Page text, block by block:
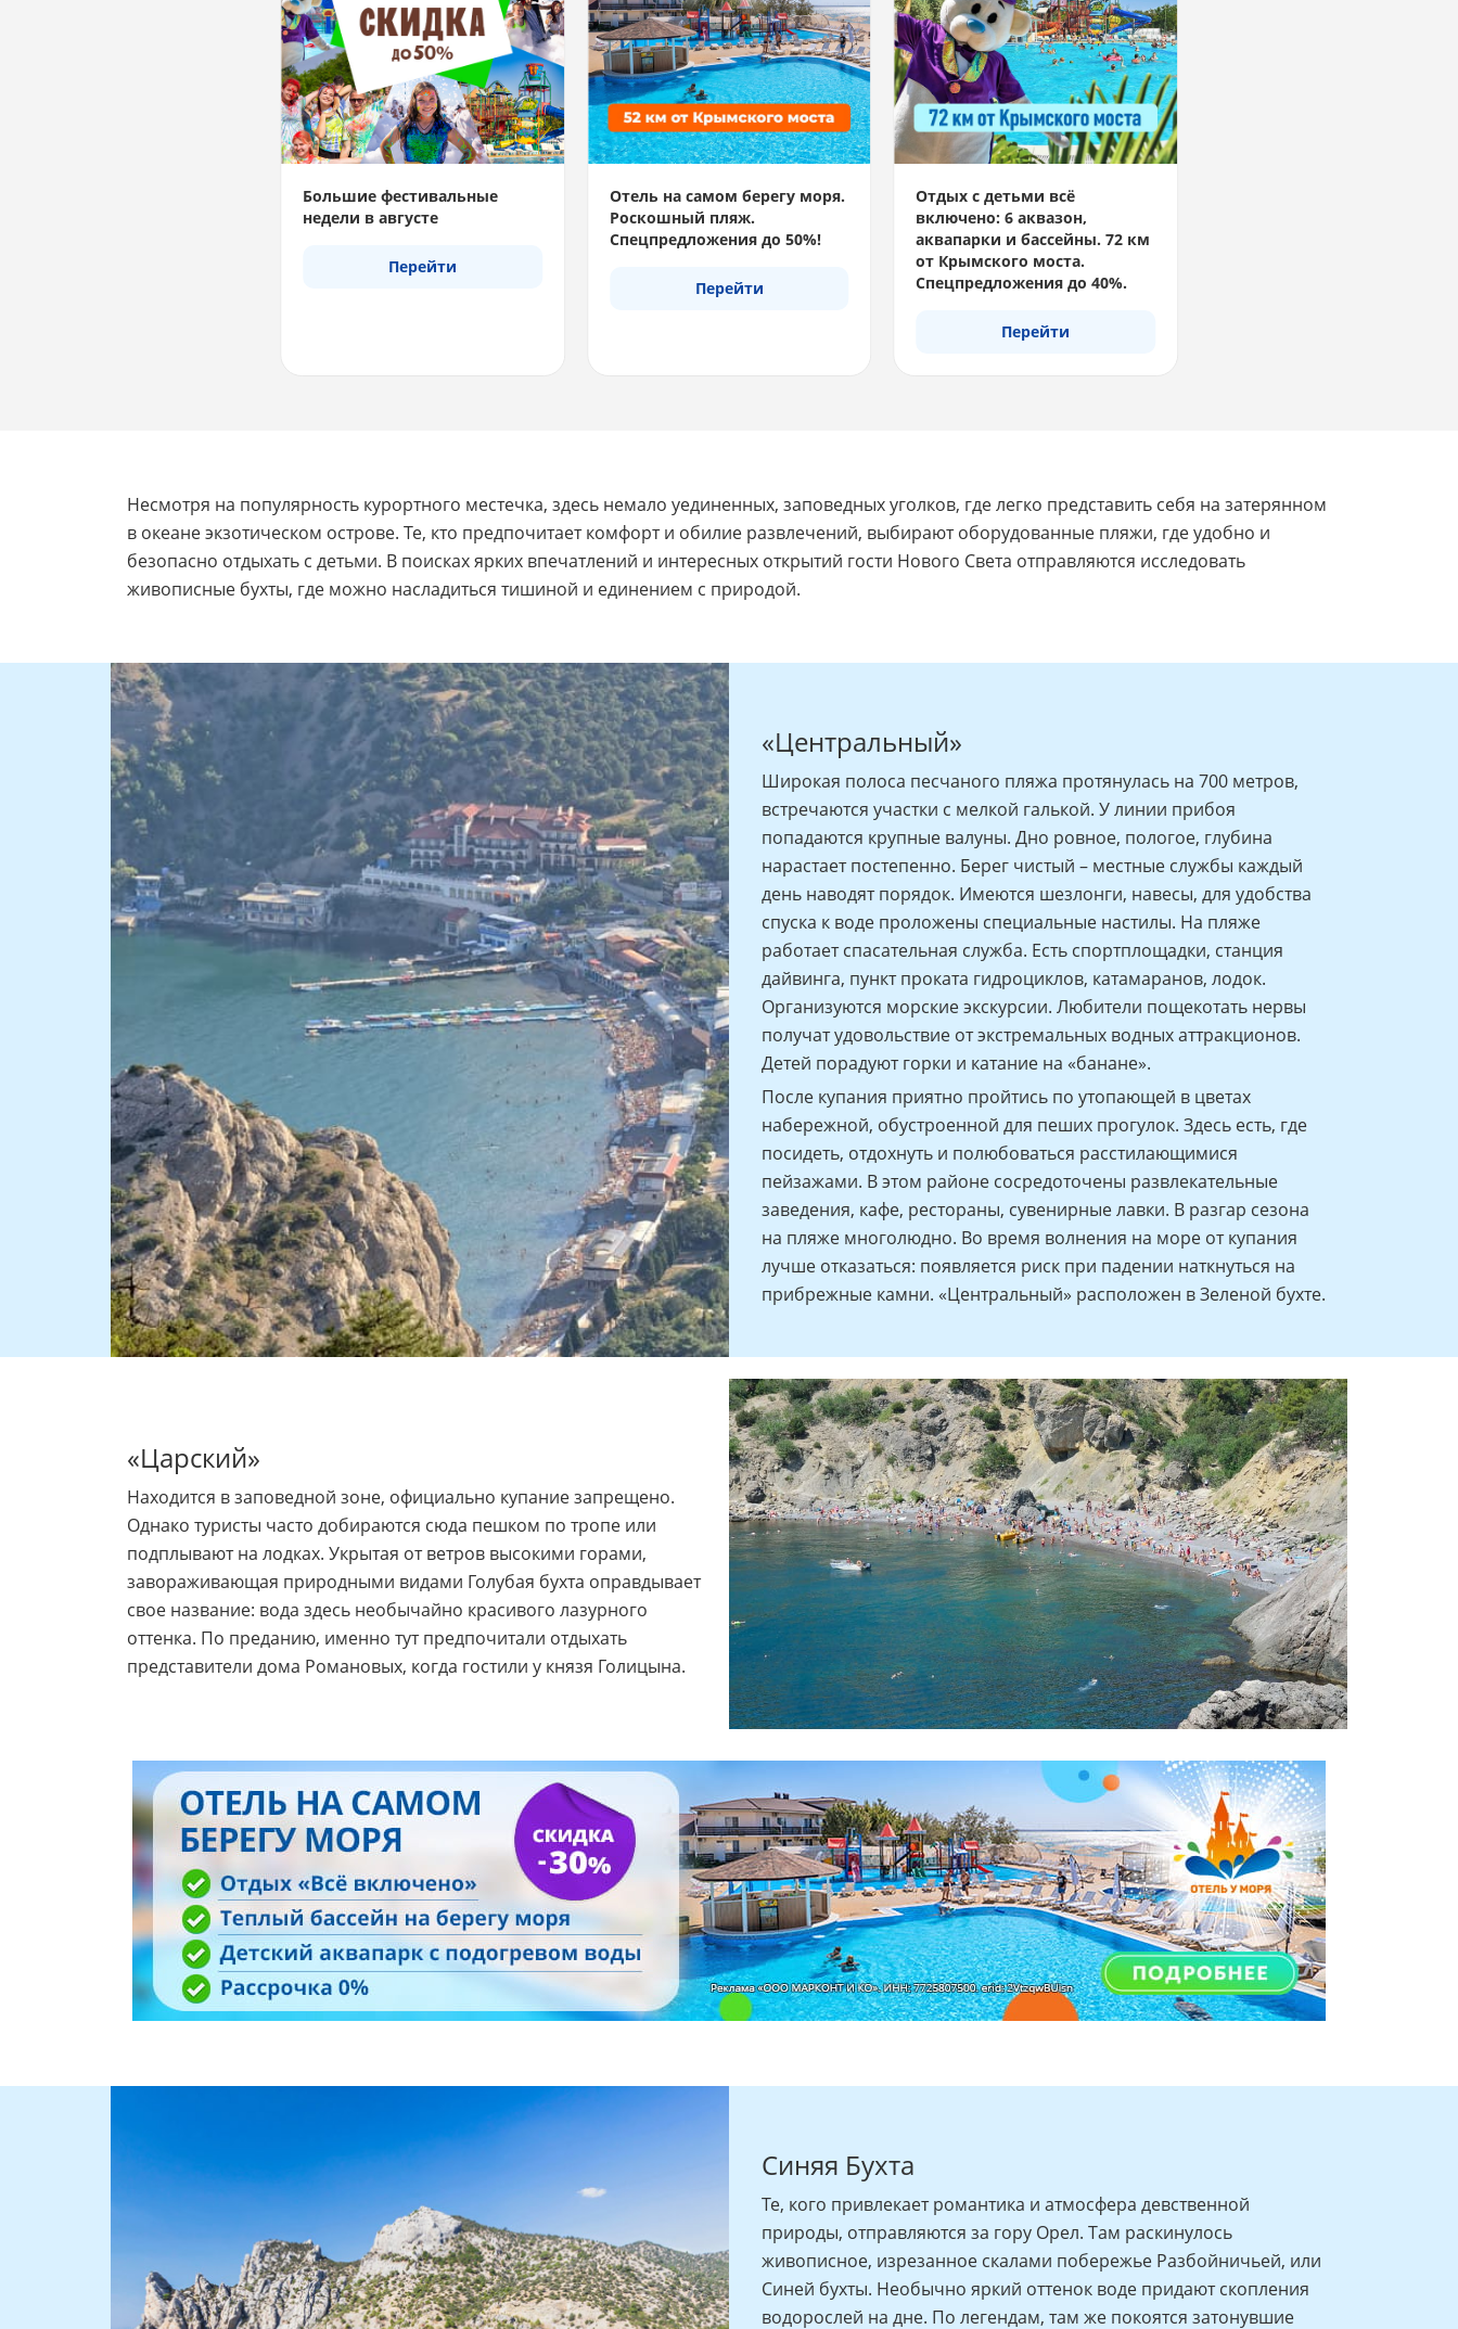
Большие фестивальные
недели в августе
Перейти
Отель на самом берегу моря.
Роскошный пляж.
Спецпредложения до 50%!
Перейти
Отдых с детьми всё
включено: 6 аквазон,
аквапарки и бассейны. 72 км
от Крымского моста.
Спецпредложения до 40%.
Перейти
Несмотря на популярность курортного местечка, здесь немало уединенных, заповедных уголков, где легко представить себя на затерянном
в океане экзотическом острове. Те, кто предпочитает комфорт и обилие развлечений, выбирают оборудованные пляжи, где удобно и
безопасно отдыхать с детьми. В поисках ярких впечатлений и интересных открытий гости Нового Света отправляются исследовать
живописные бухты, где можно насладиться тишиной и единением с природой.
«Центральный»
Широкая полоса песчаного пляжа протянулась на 700 метров,
встречаются участки с мелкой галькой. У линии прибоя
попадаются крупные валуны. Дно ровное, пологое, глубина
нарастает постепенно. Берег чистый – местные службы каждый
день наводят порядок. Имеются шезлонги, навесы, для удобства
спуска к воде проложены специальные настилы. На пляже
работает спасательная служба. Есть спортплощадки, станция
дайвинга, пункт проката гидроциклов, катамаранов, лодок.
Организуются морские экскурсии. Любители пощекотать нервы
получат удовольствие от экстремальных водных аттракционов.
Детей порадуют горки и катание на «банане».
После купания приятно пройтись по утопающей в цветах
набережной, обустроенной для пеших прогулок. Здесь есть, где
посидеть, отдохнуть и полюбоваться расстилающимися
пейзажами. В этом районе сосредоточены развлекательные
заведения, кафе, рестораны, сувенирные лавки. В разгар сезона
на пляже многолюдно. Во время волнения на море от купания
лучше отказаться: появляется риск при падении наткнуться на
прибрежные камни. «Центральный» расположен в Зеленой бухте.
«Царский»
Находится в заповедной зоне, официально купание запрещено.
Однако туристы часто добираются сюда пешком по тропе или
подплывают на лодках. Укрытая от ветров высокими горами,
завораживающая природными видами Голубая бухта оправдывает
свое название: вода здесь необычайно красивого лазурного
оттенка. По преданию, именно тут предпочитали отдыхать
представители дома Романовых, когда гостили у князя Голицына.
Синяя Бухта
Те, кого привлекает романтика и атмосфера девственной
природы, отправляются за гору Орел. Там раскинулось
живописное, изрезанное скалами побережье Разбойничьей, или
Синей бухты. Необычно яркий оттенок воде придают скопления
водорослей на дне. По легендам, там же покоятся затонувшие